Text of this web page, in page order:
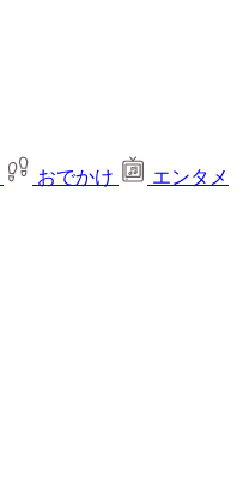
おでかけ
エンタメ